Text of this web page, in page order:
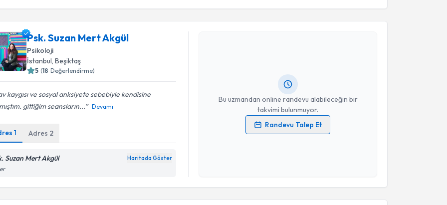
Psk. Suzan Mert Akgül
Psikoloji
İstanbul , Beşiktaş
5 (18 Değerlendirme)
kaygısı ve sosyal anksiyete sebebiyle kendisine
gittiğim seansların...
Devamı
1 Adres 2
Suzan Mert Akgül Haritada Göster
Bu uzmandan online randevu alabileceğin bir
takvimi bulunmuyor.
Randevu Talep Et
Kişisel verilerimin işlenmesine ilişkinAydınlatma Metni
Takvim Talebini Gönder
Randevu Takvimi Talebi